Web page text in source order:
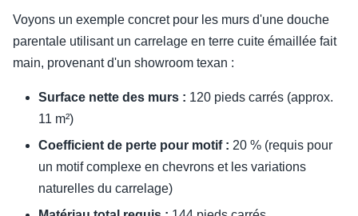
Voyons un exemple concret pour les murs d'une douche
parentale utilisant un carrelage en terre cuite émaillée fait
main, provenant d'un showroom texan :
Surface nette des murs : 120 pieds carrés (approx.
11 m²)
Coefficient de perte pour motif : 20 % (requis pour
un motif complexe en chevrons et les variations
naturelles du carrelage)